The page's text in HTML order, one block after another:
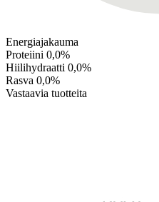
Energiajakauma
Proteiini 0,0%
Hiilihydraatti 0,0%
Rasva 0,0%
Vastaavia tuotteita